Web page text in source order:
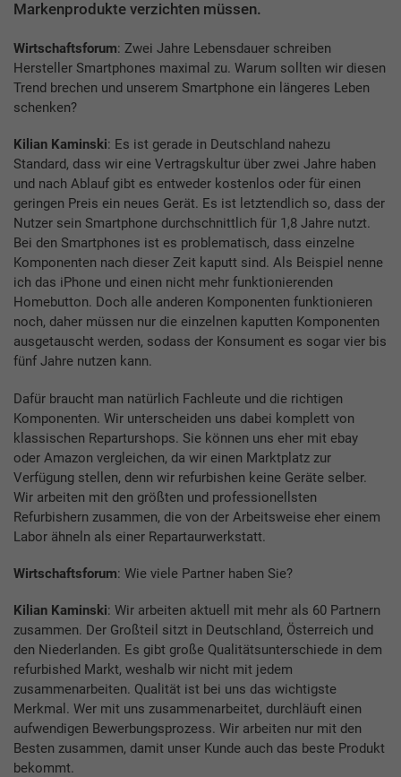
Markenprodukte verzichten müssen.
Wirtschaftsforum: Zwei Jahre Lebensdauer schreiben
Hersteller Smartphones maximal zu. Warum sollten wir diesen
Trend brechen und unserem Smartphone ein längeres Leben
schenken?
Kilian Kaminski: Es ist gerade in Deutschland nahezu
Standard, dass wir eine Vertragskultur über zwei Jahre haben
und nach Ablauf gibt es entweder kostenlos oder für einen
geringen Preis ein neues Gerät. Es ist letztendlich so, dass der
Nutzer sein Smartphone durchschnittlich für 1,8 Jahre nutzt.
Bei den Smartphones ist es problematisch, dass einzelne
Komponenten nach dieser Zeit kaputt sind. Als Beispiel nenne
ich das iPhone und einen nicht mehr funktionierenden
Homebutton. Doch alle anderen Komponenten funktionieren
noch, daher müssen nur die einzelnen kaputten Komponenten
ausgetauscht werden, sodass der Konsument es sogar vier bis
fünf Jahre nutzen kann.
Dafür braucht man natürlich Fachleute und die richtigen
Komponenten. Wir unterscheiden uns dabei komplett von
klassischen Reparturshops. Sie können uns eher mit ebay
oder Amazon vergleichen, da wir einen Marktplatz zur
Verfügung stellen, denn wir refurbishen keine Geräte selber.
Wir arbeiten mit den größten und professionellsten
Refurbishern zusammen, die von der Arbeitsweise eher einem
Labor ähneln als einer Repartaurwerkstatt.
Wirtschaftsforum: Wie viele Partner haben Sie?
Kilian Kaminski: Wir arbeiten aktuell mit mehr als 60 Partnern
zusammen. Der Großteil sitzt in Deutschland, Österreich und
den Niederlanden. Es gibt große Qualitätsunterschiede in dem
refurbished Markt, weshalb wir nicht mit jedem
zusammenarbeiten. Qualität ist bei uns das wichtigste
Merkmal. Wer mit uns zusammenarbeitet, durchläuft einen
aufwendigen Bewerbungsprozess. Wir arbeiten nur mit den
Besten zusammen, damit unser Kunde auch das beste Produkt
bekommt.